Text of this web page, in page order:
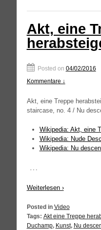
Akt, eine
Posted on 04/02/2016
Kommentare ↓
Akt, eine Trep­pe
stair­ca­se, no. 4 / Nu
Wiki­pe­dia: Akt, eine
Wiki­pe­dia: Nude
Wiki­pe­dia: Nu
…
Wei­ter­le­sen ›
Posted in Video
Tags: Akt eine Treppe
Duchamp, Kunst, Nu